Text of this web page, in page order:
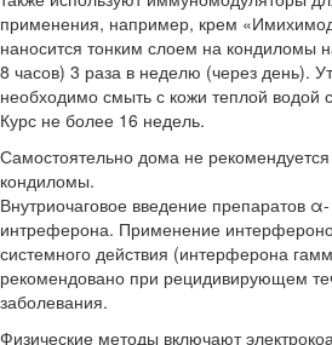
применения, например, крем
наносится тонким слоем на кондиломы
8 часов) 3 раза в неделю (через день).
необходимо смыть с кожи теплой водой
Курс не более 16 недель.
Самостоятельно дома не рекомендуется
кондиломы.
Внутриочаговое введение препаратов α-
интреферона. Применение
системного действия (интерферона
рекомендовано при рецидивирующем
заболевания.
Физические методы включают